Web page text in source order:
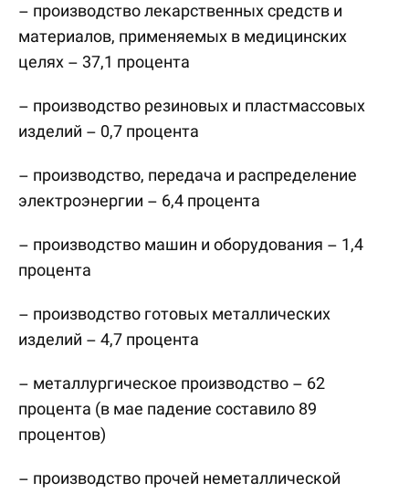
– производство лекарственных средств и
материалов, применяемых в медицинских
целях – 37,1 процента
– производство резиновых и пластмассовых
изделий – 0,7 процента
– производство, передача и распределение
электроэнергии – 6,4 процента
– производство машин и оборудования – 1,4
процента
– производство готовых металлических
изделий – 4,7 процента
– металлургическое производство – 62
процента (в мае падение составило 89
процентов)
– производство прочей неметаллической